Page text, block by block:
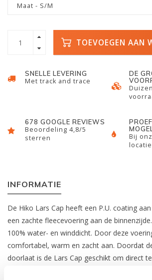
Maat - S/M
TOEVOEGEN AAN
SNELLE LEVERING
Met track and trace
DE
678 GOOGLE REVIEWS
Beoordeling 4,8/5
sterren
Bij
locatie
INFORMATIE
De Hiko Lars Cap heeft een P.U. coating
een zachte fleecevoering aan de
100% water- en winddicht. Door deze
comfortabel, warm en zacht aan. Doordat
doorlaat is de Lars Cap geschikt om direct